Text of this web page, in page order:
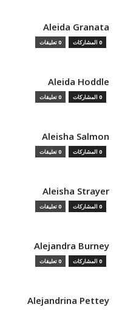
Aleida Granata
0 المشاركات 0 تعليقات
Aleida Hoddle
0 المشاركات 0 تعليقات
Aleisha Salmon
0 المشاركات 0 تعليقات
Aleisha Strayer
0 المشاركات 0 تعليقات
Alejandra Burney
0 المشاركات 0 تعليقات
Alejandrina Pettey